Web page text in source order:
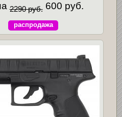
2290 руб. 600 руб.
распродажа